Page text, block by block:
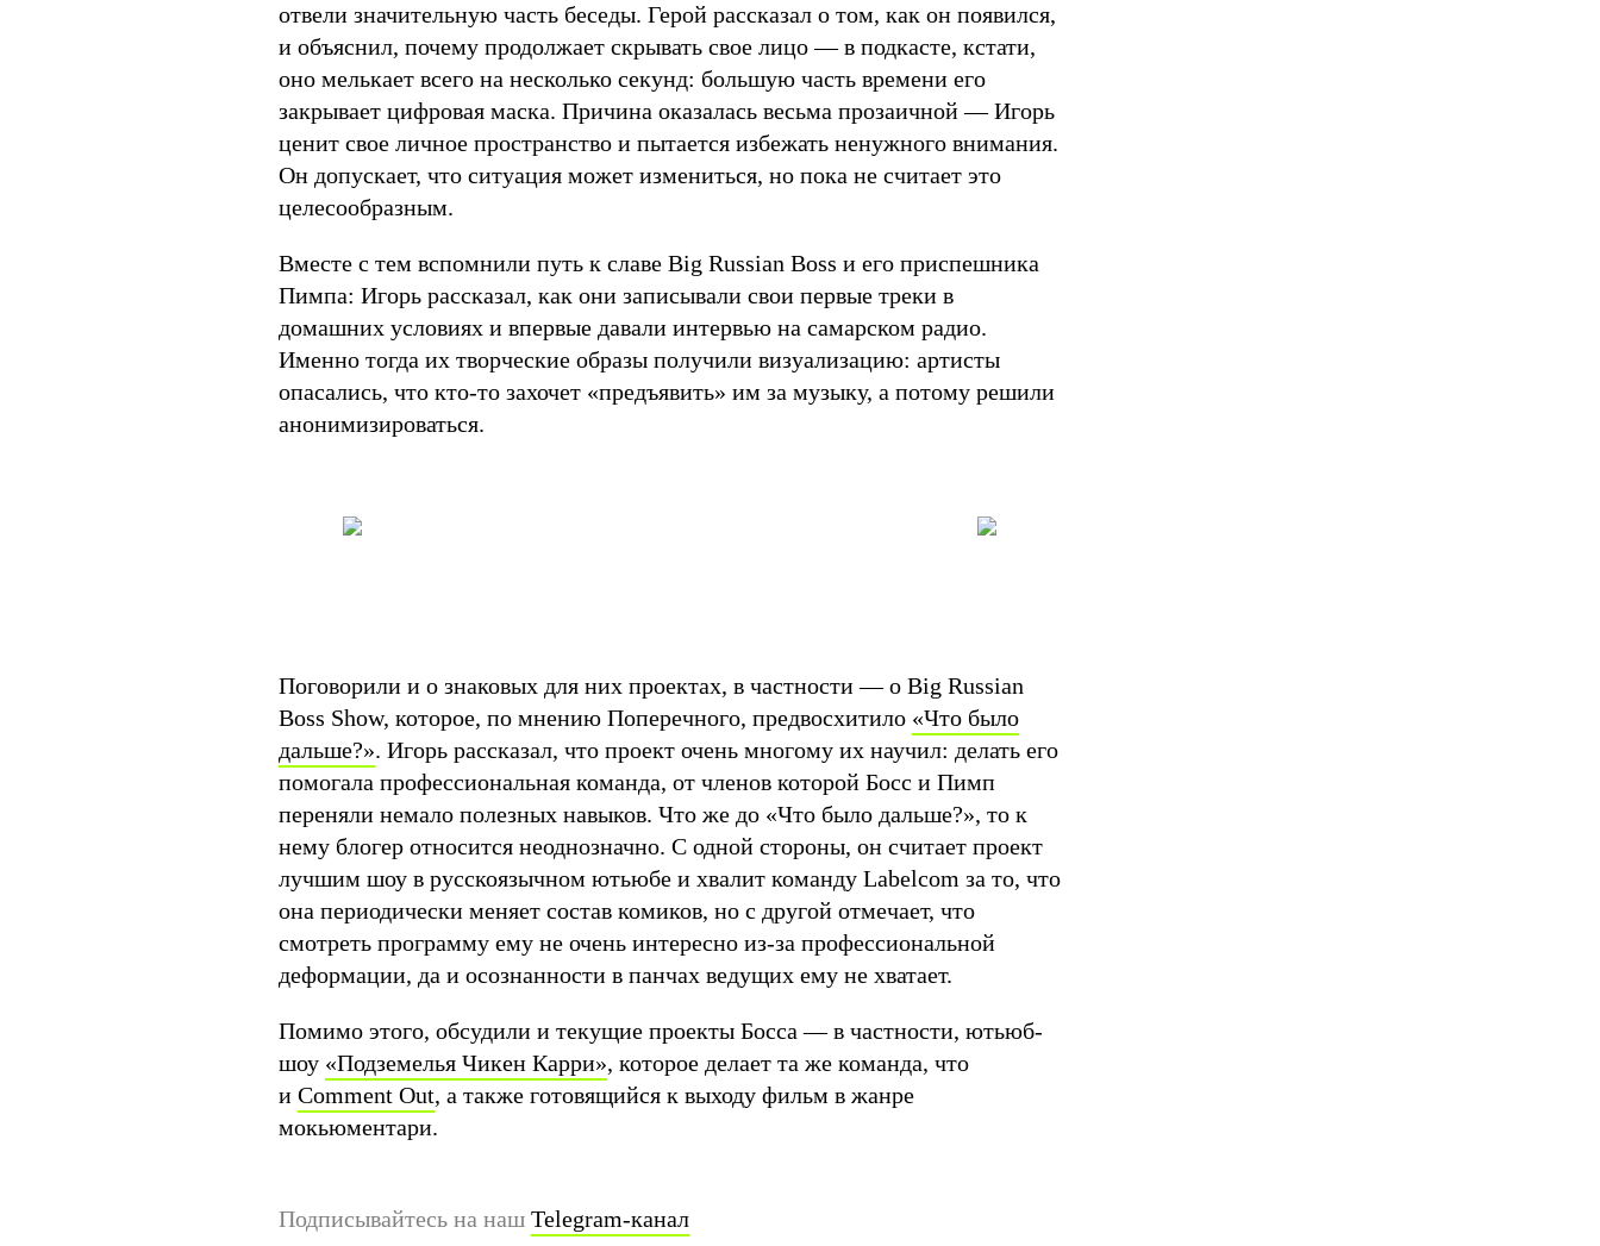
отвели значительную часть беседы. Герой рассказал о том, как он появился,
и объяснил, почему продолжает скрывать свое лицо — в подкасте, кстати,
оно мелькает всего на несколько секунд: большую часть времени его
закрывает цифровая маска. Причина оказалась весьма прозаичной — Игорь
ценит свое личное пространство и пытается избежать ненужного внимания.
Он допускает, что ситуация может измениться, но пока не считает это
целесообразным.
Вместе с тем вспомнили путь к славе Big Russian Boss и его приспешника
Пимпа: Игорь рассказал, как они записывали свои первые треки в
домашних условиях и впервые давали интервью на самарском радио.
Именно тогда их творческие образы получили визуализацию: артисты
опасались, что кто-то захочет «предъявить» им за музыку, а потому решили
анонимизироваться.
Поговорили и о знаковых для них проектах, в частности — о Big Russian
Boss Show, которое, по мнению Поперечного, предвосхитило «Что было
дальше?». Игорь рассказал, что проект очень многому их научил: делать его
помогала профессиональная команда, от членов которой Босс и Пимп
переняли немало полезных навыков. Что же до «Что было дальше?», то к
нему блогер относится неоднозначно. С одной стороны, он считает проект
лучшим шоу в русскоязычном ютьюбе и хвалит команду Labelcom за то, что
она периодически меняет состав комиков, но с другой отмечает, что
смотреть программу ему не очень интересно из-за профессиональной
деформации, да и осознанности в панчах ведущих ему не хватает.
Помимо этого, обсудили и текущие проекты Босса — в частности, ютьюб-
шоу «Подземелья Чикен Карри», которое делает та же команда, что
и Comment Out, а также готовящийся к выходу фильм в жанре
мокьюментари.
Подписывайтесь на наш Telegram-канал